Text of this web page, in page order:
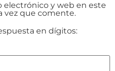
electrónico y web en este
vez que comente.
en dígitos: